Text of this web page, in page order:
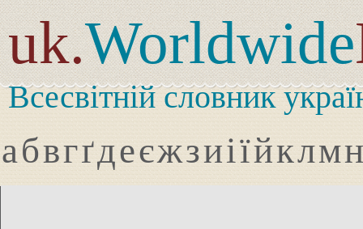
uk.Worldwide
Всесвітній словник
абвгґдеєжзиіїйклмн